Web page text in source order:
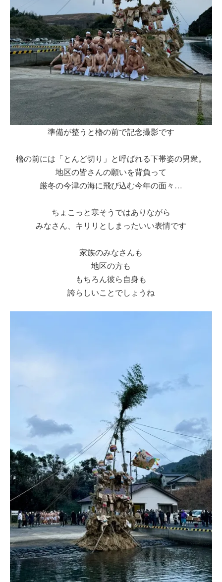
準備が整うと櫓の前で記念撮影です
櫓の前には「とんど切り」と呼ばれる下帯姿の男衆。
地区の皆さんの願いを背負って
厳冬の今津の海に飛び込む今年の面々…
ちょこっと寒そうではありながら
みなさん、キリリとしまったいい表情です
家族のみなさんも
地区の方も
もちろん彼ら自身も
誇らしいことでしょうね